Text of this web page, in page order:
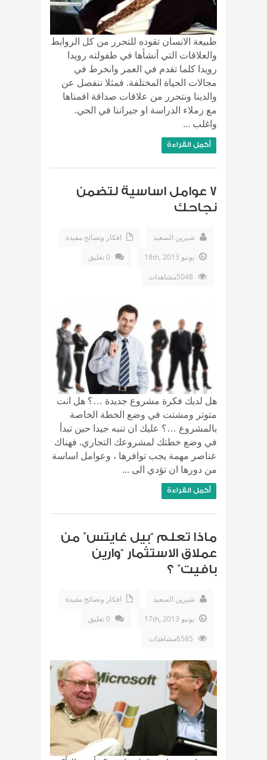
طبيعة الانسان تقوده للتحرر من كل الروابط
والعلاقات التي أنشأها في طفولته رويدا
رويدا كلما تقدم في العمر وانخرط في
مجالات الحياة المختلفة. فمثلا ننفصل عن
والدينا ونتحرر من علاقات صداقة اقمناها
مع زملاء الدراسة او جيراننا في الحي.
واغلب ...
أكمل القراءة
7 عوامل اساسية لتضمن
نجاحك
شيرين السعيد
افكار ونصائح مفيدة
يونيو 18th, 2013
0 تعليق
هل لديك فكرة مشروع جديدة …؟ هل انت
متوتر ومشتت في وضع الخطة الخاصة
بالمشروع …؟ عليك ان تنبه جيدا حين تبدأ
في وضع خطتك لمشروعك التجاري. فهناك
عناصر مهمة يجب توافرها ، وعوامل اساسة
من دورها ان تؤدي الى ...
أكمل القراءة
ماذا تعلم “بيل غايتس” من
عملاق الاستثمار “وارين
بافيت” ؟
شيرين السعيد
افكار ونصائح مفيدة
يونيو 17th, 2013
0 تعليق